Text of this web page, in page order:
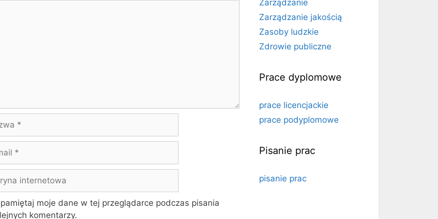
moje dane w tej przeglądarce podczas pisania
komentarzy.
Zarządzanie
Zarządzanie jakością
Zasoby ludzkie
Zdrowie publiczne
Prace dyplomowe
prace licencjackie
prace podyplomowe
Pisanie prac
pisanie prac